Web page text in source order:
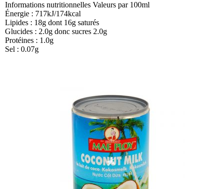
Informations nutritionnelles Valeurs par 100ml
Énergie : 717kJ/174kcal
Lipides : 18g dont 16g saturés
Glucides : 2.0g donc sucres 2.0g
Protéines : 1.0g
Sel : 0.07g